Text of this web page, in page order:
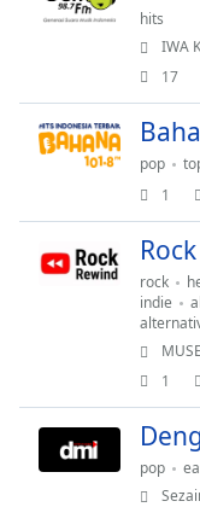
Color
Opacity
Color
hits
IWA
17
pop
1
rock
indie
1
pop